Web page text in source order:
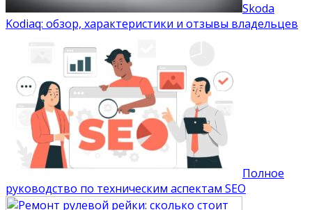
Skoda
Kodiaq: обзор, характеристики и отзывы владельцев
Полное
руководство по техническим аспектам SEO